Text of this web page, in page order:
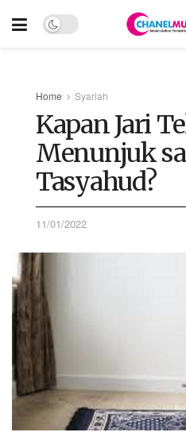
Home Syariah
Kapan Jari
Menunjuk
Tasyahud?
11/01/2022